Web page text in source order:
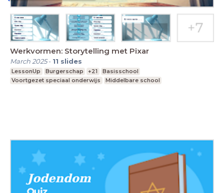
Werkvormen: Storytelling met Pixar
March 2025- 11 slides
LessonUp Burgerschap +21
Basisschool
Voortgezet speciaal onderwijs
Middelbare school